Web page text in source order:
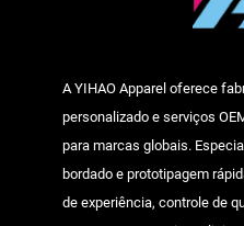
A YIHAO Apparel oferece
personalizado e serviços
para marcas globais.
bordado e prototipagem
de experiência, controle de